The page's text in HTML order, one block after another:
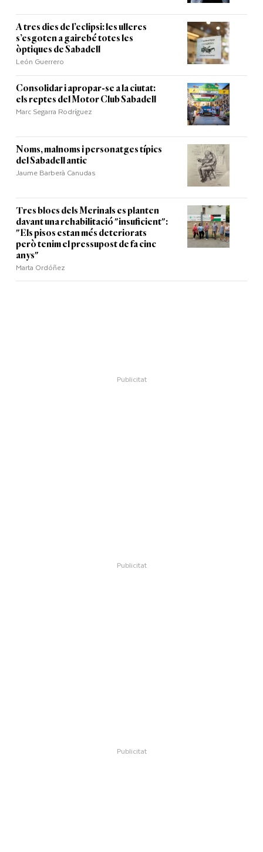
A tres dies de l’eclipsi: les ulleres
s’esgoten a gairebé totes les
òptiques de Sabadell
León Guerrero
Consolidar i apropar-se a la ciutat:
els reptes del Motor Club Sabadell
Marc Segarra Rodríguez
Noms, malnoms i personatges típics
del Sabadell antic
Jaume Barberà Canudas
Tres blocs dels Merinals es planten
davant una rehabilitació "insuficient":
"Els pisos estan més deteriorats
però tenim el pressupost de fa cinc
anys"
Marta Ordóñez